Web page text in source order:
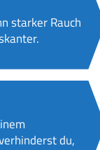
starker Rauch
du,